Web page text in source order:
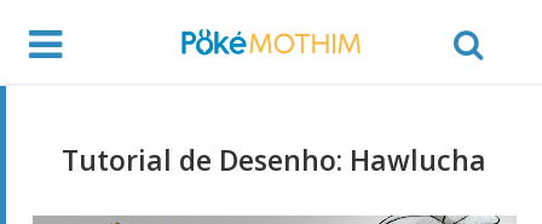
Tutorial de Desenho: Hawlucha